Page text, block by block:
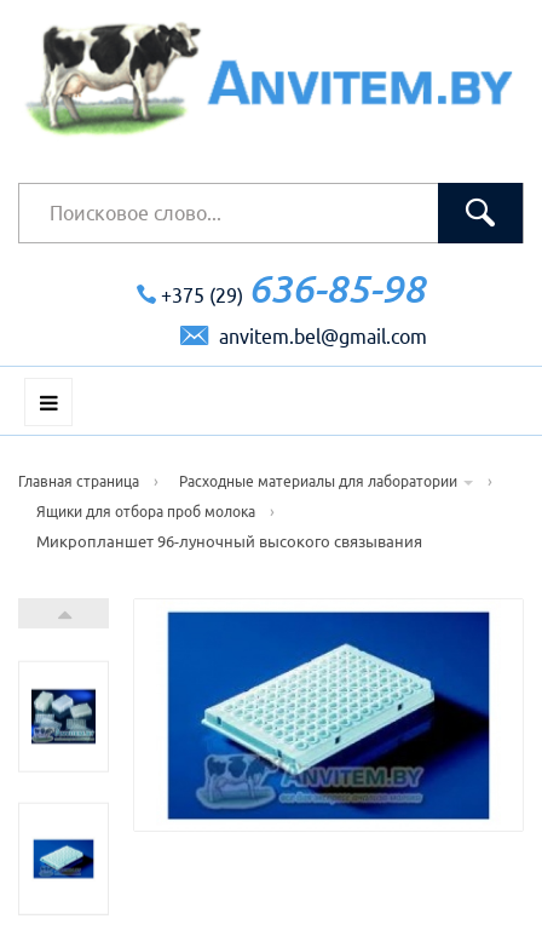
+375 (29) 636-85-98
anvitem.bel@gmail.com
Главная страница › Расходные материалы для лаборатории ›
Ящики для отбора проб молока
›
Микропланшет 96-луночный высокого связывания